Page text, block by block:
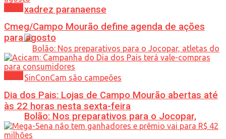
xadrez paranaense
Bolão: Nos preparativos para o Jocopar,
Cmeg/Campo Mourão define agenda de ações
para agosto
Dia dos Pais: Lojas de Campo Mourão abertas até
às 22 horas nesta sexta-feira